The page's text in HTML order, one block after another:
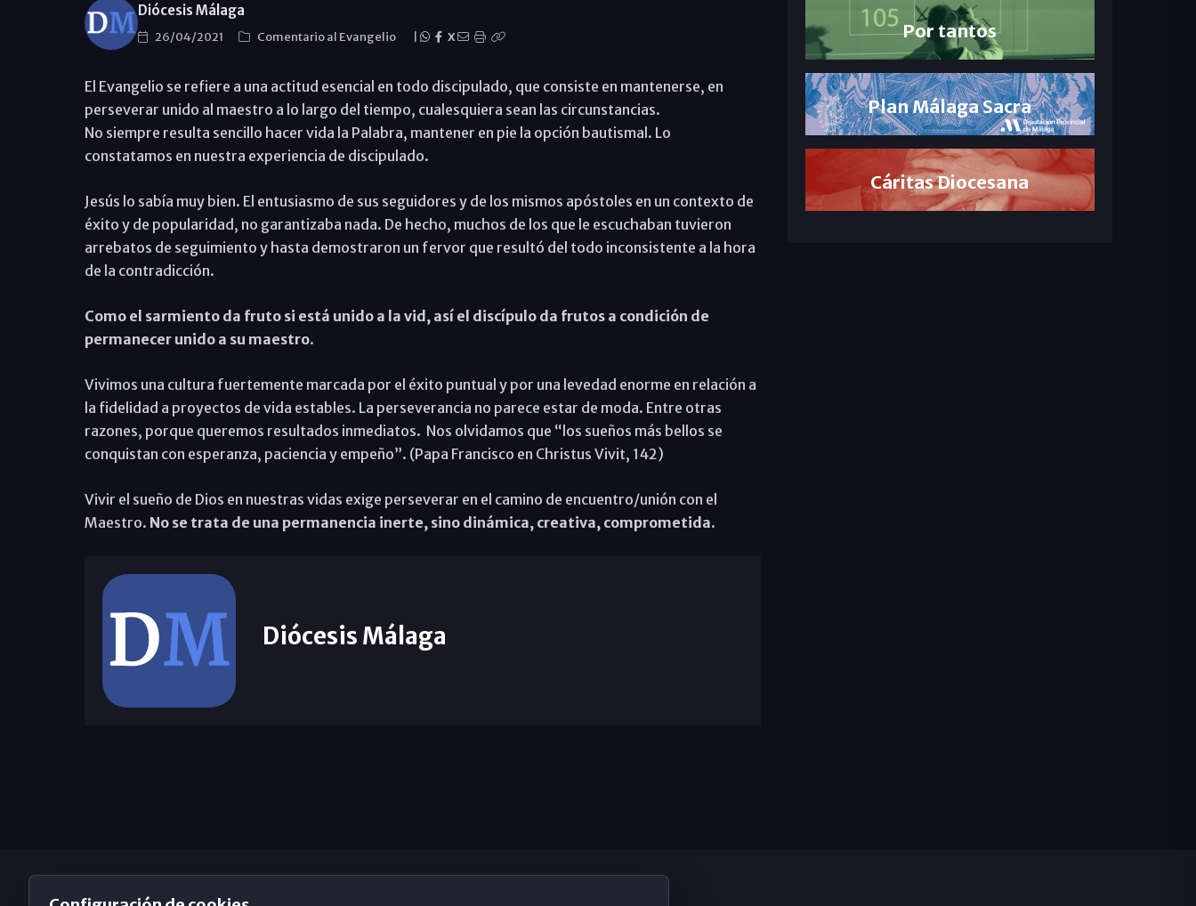
Diócesis Málaga
26/04/2021 Comentario al Evangelio X
El Evangelio se refiere a una actitud esencial en todo discipulado, que consiste en mantenerse, en
perseverar unido al maestro a lo largo del tiempo, cualesquiera sean las circunstancias.
No siempre resulta sencillo hacer vida la Palabra, mantener en pie la opción bautismal. Lo
constatamos en nuestra experiencia de discipulado.
Jesús lo sabía muy bien. El entusiasmo de sus seguidores y de los mismos apóstoles en un contexto de
éxito y de popularidad, no garantizaba nada. De hecho, muchos de los que le escuchaban tuvieron
arrebatos de seguimiento y hasta demostraron un fervor que resultó del todo inconsistente a la hora
de la contradicción.
Como el sarmiento da fruto si está unido a la vid, así el discípulo da frutos a condición de
permanecer unido a su maestro.
Vivimos una cultura fuertemente marcada por el éxito puntual y por una levedad enorme en relación a
la fidelidad a proyectos de vida estables. La perseverancia no parece estar de moda. Entre otras
razones, porque queremos resultados inmediatos. Nos olvidamos que “los sueños más bellos se
conquistan con esperanza, paciencia y empeño”. (Papa Francisco en Christus Vivit, 142)
Vivir el sueño de Dios en nuestras vidas exige perseverar en el camino de encuentro/unión con el
Maestro. No se trata de una permanencia inerte, sino dinámica, creativa, comprometida.
Diócesis Málaga
Por tantos
Plan Málaga Sacra
Cáritas Diocesana